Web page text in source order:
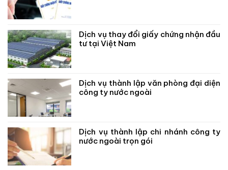
Dịch vụ thay đổi giấy chứng nhận đầu
tư tại Việt Nam
Dịch vụ thành lập văn phòng đại diện
công ty nước ngoài
Dịch vụ thành lập chi nhánh công ty
nước ngoài trọn gói